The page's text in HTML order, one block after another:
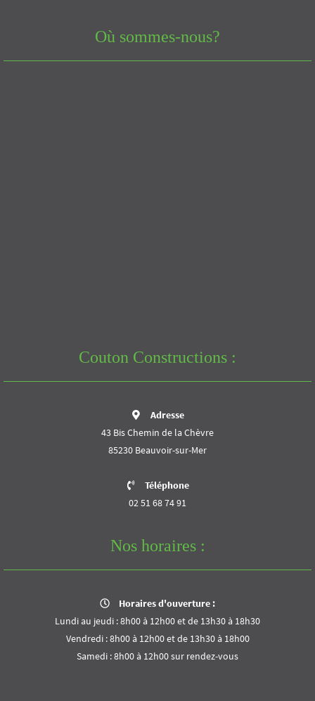
Où sommes-nous?
Couton Constructions :
Adresse
43 Bis Chemin de la Chèvre
85230 Beauvoir-sur-Mer
Téléphone
02 51 68 74 91
Nos horaires :
Horaires d'ouverture :
Lundi au jeudi : 8h00 à 12h00 et de 13h30 à 18h30
Vendredi : 8h00 à 12h00 et de 13h30 à 18h00
Samedi : 8h00 à 12h00 sur rendez-vous